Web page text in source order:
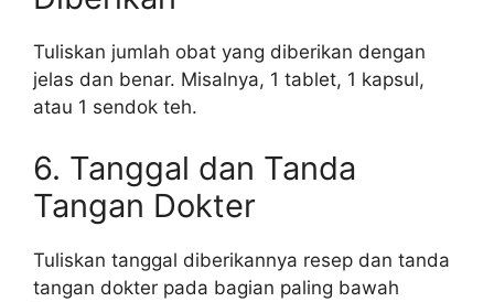
Tuliskan jumlah obat yang diberikan dengan
jelas dan benar. Misalnya, 1 tablet, 1 kapsul,
atau 1 sendok teh.
6. Tanggal dan Tanda
Tangan Dokter
Tuliskan tanggal diberikannya resep dan tanda
tangan dokter pada bagian paling bawah